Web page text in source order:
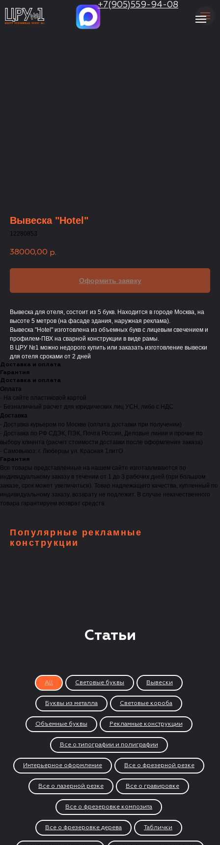
+7(905)559-94-08
Вывеска "Hotel"
12280853
38000,00 р.
Оформить заявку
Вывеска для отеля, состоит из 5 букв. Находится в городе Москва, на
высоте 5 метров (на фасаде здания, наружная реклама).
Вывеска "Hotel" изготовлена из объемных букв с лицевым свечением и
профилем-ПВХ на сварной конструкции в виде рамы.
В ЦРУ №1 можно недорого купить или заказать изготовление вывески
для отеля сроками от 2 дней
Доставка и оплата
Гарантия
Доставка и оплата
Оплата
- На сайте пластиковой картой
- Безналичный расчет для юридических лиц УСН, либо с НДС
Доставка
- Доставка курьером по Москве (оплата доставки при получении)
- Доставка по РФ СДЭК, ПЭК, Почта России, Деловые линии и прочие по
выбору клиента (расчет стоимости доставки после оформления заказа)
- Самовывоз: г. Люберцы ул. Красная 1литО
Гарантия
Все товары представленные на нашем сайте изготавливаются по
индивидуальному заказу в течении от 1 до 3 рабочих дней (при большом
заказе, срок может увеличиться). Товар надлежащего качества, купленный по
индивидуальному заказу, возврату не подлежит. В случае некачественного
товара гарантируем возврат средств.
Популярные рекламные
конструкции
Статьи
All Световые буквы Вывески
Буквы из металла Световые короба
Объемные буквы Рекламные конструкции
Все о типографии и полиграфии
Интерьерное оформление Все о фрезерной резке
Все о лазерной резке Все о гравировке
Все о фрезеровке композита
Все о фрезеровке дерева Таблички